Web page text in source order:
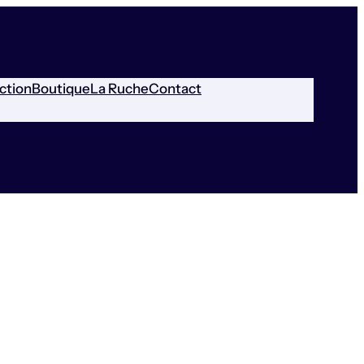
BoutiqueLa RucheContact